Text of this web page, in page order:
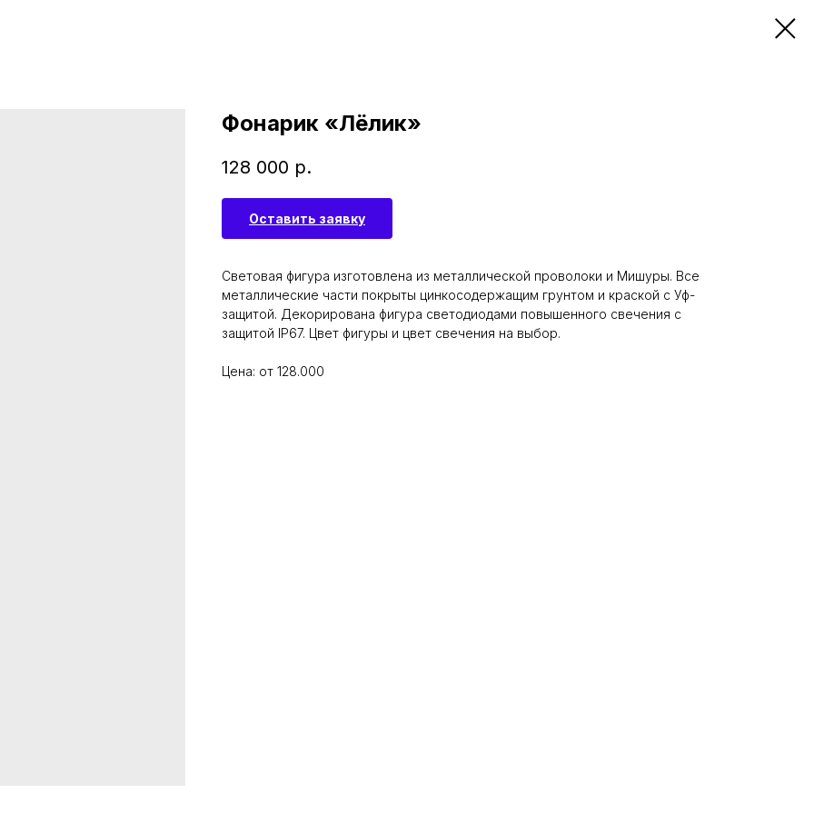
Фонарик «Лёлик»
128 000 р.
Оставить заявку
Световая фигура изготовлена из металлической проволоки и Мишуры. Все
металлические части покрыты цинкосодержащим грунтом и краской с Уф-
защитой. Декорирована фигура светодиодами повышенного свечения с
защитой IP67. Цвет фигуры и цвет свечения на выбор.
Цена: от 128.000